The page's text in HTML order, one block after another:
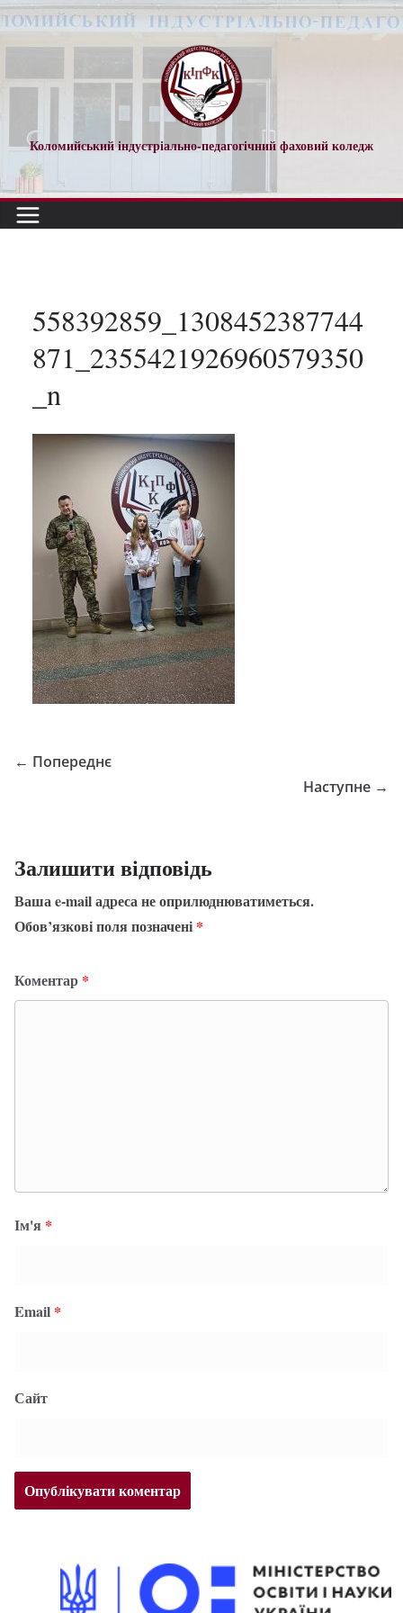
Перейти
до
Коломийський індустріально-педагогічний фаховий коледж
558392859_1308452387744
871_2355421926960579350
_n
← Попереднє
Наступне →
Залишити відповідь
Ваша e-mail адреса не оприлюднюватиметься.
Обов’язкові поля позначені *
Коментар *
Ім'я *
Email *
Сайт